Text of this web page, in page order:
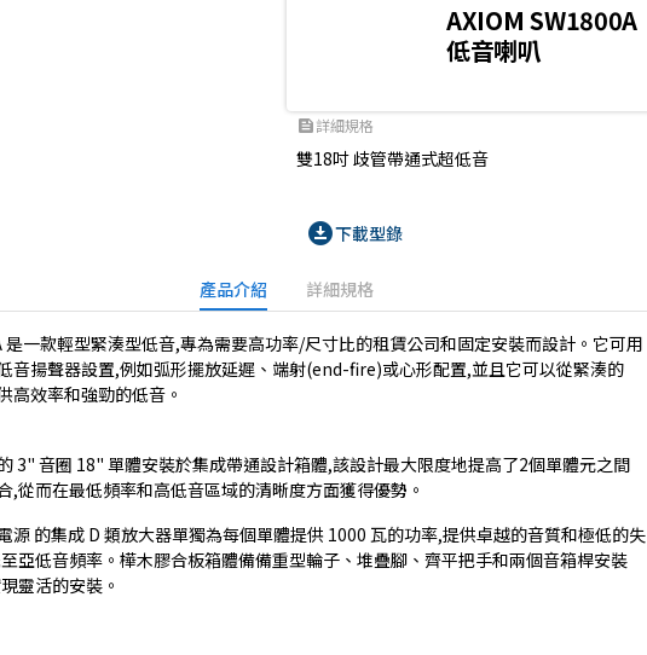
AXIOM SW1800A
低音喇叭
feed詳細規格
雙18吋 歧管帶通式超低音
download_for_offline下載型錄
產品介紹 詳細規格
是一款輕型緊湊型低音,專為需要高功率/尺寸比的租賃公司和固定安裝而設計。它可用
音揚聲器設置,例如弧形擺放延遲、端射(end-fire)或心形配置,並且它可以從緊湊的
高效率和強勁的低音。
3" 音圈 18" 單體安裝於集成帶通設計箱體,該設計最大限度地提高了2個單體元之間
,從而在最低頻率和高低音區域的清晰度方面獲得優勢。
源 的集成 D 類放大器單獨為每個單體提供 1000 瓦的功率,提供卓越的音質和極低的失
亞低音頻率。樺木膠合板箱體備備重型輪子、堆疊腳、齊平把手和兩個音箱桿安裝
靈活的安裝。